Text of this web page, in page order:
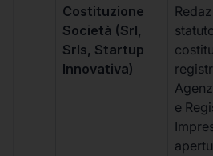
Costituzione
Società (Srl,
Srls, Startup
Innovativa)
e